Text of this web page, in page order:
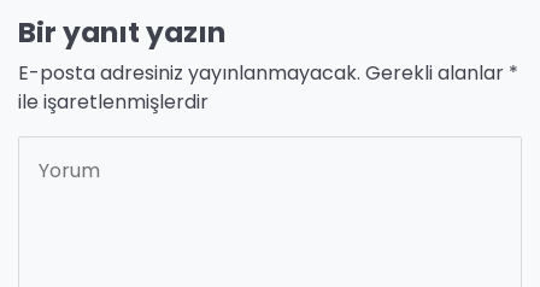
Bir yanıt yazın
E-posta adresiniz yayınlanmayacak. Gerekli alanlar *
ile işaretlenmişlerdir